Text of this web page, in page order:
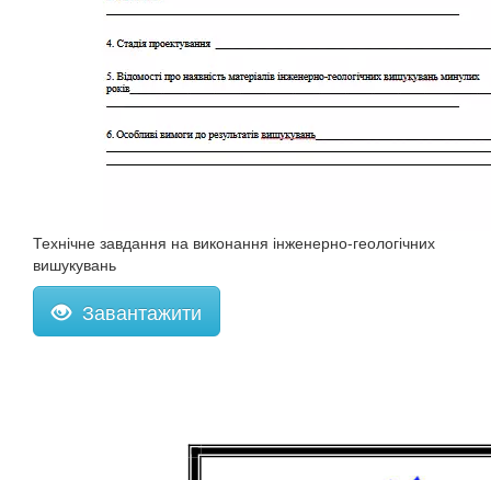
Технічне завдання на виконання інженерно-геологічних
вишукувань
Завантажити